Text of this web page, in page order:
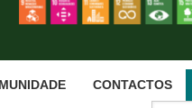
CONTACTOS